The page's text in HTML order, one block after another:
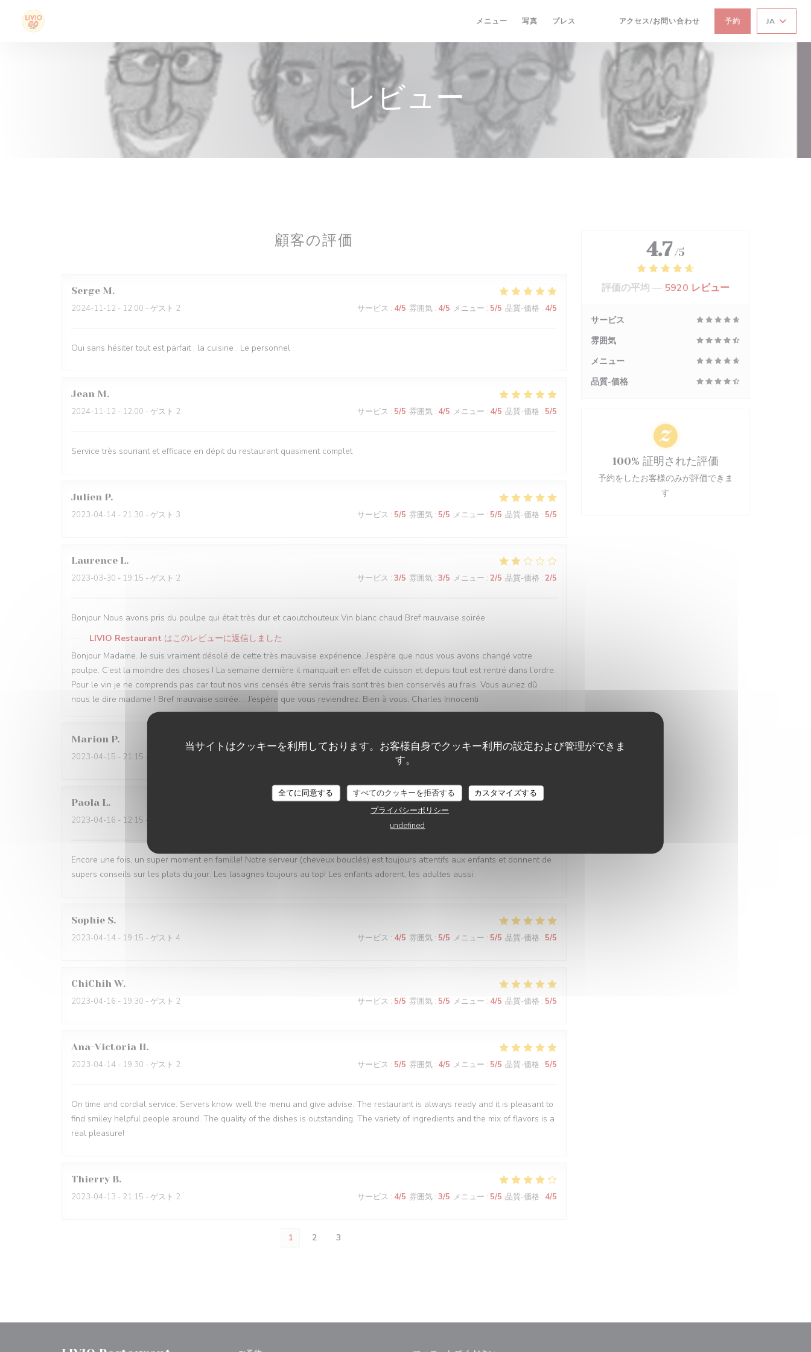
クッキー利用の管理について
当サイトはクッキーを利用しております。お客様自身でクッキー利用の設定および管理ができま
す。
全てに同意する すべてのクッキーを拒否する
カスタマイズする
プライバシーポリシー
undefined
メニュー 写真 プレス
((新しいウィンドウで開きます))
((新しいウィンドウで開きます))
アクセス/お問い合わせ 予約 JA
レビュー
顧客の評価
Serge M
2024-11-12 - 12:00 - ゲスト 2 サービス : 4/5 雰囲気 : 4/5 メニュー : 5/5 品質-価格 : 4/5
Oui sans hésiter tout est parfait , la cuisine . Le personnel
Jean M
2024-11-12 - 12:00 - ゲスト 2 サービス : 5/5 雰囲気 : 4/5 メニュー : 4/5 品質-価格 : 5/5
Service très souriant et efficace en dépit du restaurant quasiment complet
Julien P
2023-04-14 - 21:30 - ゲスト 3 サービス : 5/5 雰囲気 : 5/5 メニュー : 5/5 品質-価格 : 5/5
Laurence L
2023-03-30 - 19:15 - ゲスト 2 サービス : 3/5 雰囲気 : 3/5 メニュー : 2/5 品質-価格 : 2/5
Bonjour Nous avons pris du poulpe qui était très dur et caoutchouteux Vin blanc chaud Bref mauvaise soirée
LIVIO Restaurant はこのレビューに返信しました
Bonjour Madame. Je suis vraiment désolé de cette très mauvaise expérience. J’espère que nous vous avons changé votre
poulpe. C’est la moindre des choses ! La semaine dernière il manquait en effet de cuisson et depuis tout est rentré dans l’ordre.
Pour le vin je ne comprends pas car tout nos vins censés être servis frais sont très bien conservés au frais. Vous auriez dû
nous le dire madame ! Bref mauvaise soirée…. J’espère que vous reviendrez. Bien à vous, Charles Innocenti
Marion P
2023-04-15 - 21:15 - ゲスト 2 5/5
Paola L
2023-04-16 - 12:15 - ゲスト 6 /5 雰囲気
Encore une fois, un super moment en famille! Notre serveur (cheveux bouclés) est toujours attentifs aux enfants et donnent de
supers conseils sur les plats du jour. Les lasagnes toujours au top! Les enfants adorent, les adultes aussi.
Sophie S
2023-04-14 - 19:15 - ゲスト 4 サービス : 4/5 雰囲気 : 5/5 メニュー : 5/5 品質-価格 : 5/5
ChiChih W
2023-04-16 - 19:30 - ゲスト 2 サービス : 5/5 雰囲気 : 5/5 メニュー : 4/5 品質-価格 : 5/5
Ana-Victoria H
2023-04-14 - 19:30 - ゲスト 2 サービス : 5/5 雰囲気 : 4/5 メニュー : 5/5 品質-価格 : 5/5
On time and cordial service. Servers know well the menu and give advise. The restaurant is always ready and it is pleasant to
find smiley helpful people around. The quality of the dishes is outstanding. The variety of ingredients and the mix of flavors is a
real pleasure!
Thierry B
2023-04-13 - 21:15 - ゲスト 2 サービス : 4/5 雰囲気 : 3/5 メニュー : 5/5 品質-価格 : 4/5
1 2 3
4.7 /5
評価の平均 — 5920 レビュー
サービス
雰囲気
メニュー
品質-価格
100% 証明された評価
予約をしたお客様のみが評価できま
す